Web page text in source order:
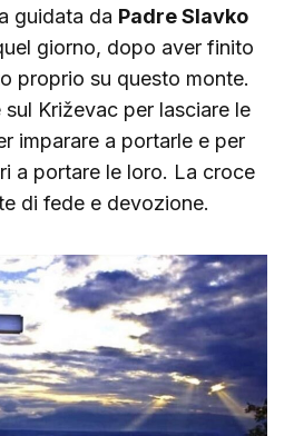
guidata da Padre Slavko
giorno, dopo aver finito
proprio su questo monte.
Križevac per lasciare le
imparare a portarle e per
a portare le loro. La croce
di fede e devozione.